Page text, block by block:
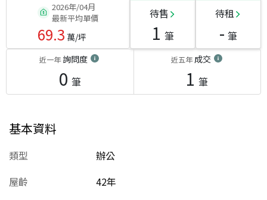
2026年/04月
最新平均單價
69.3 萬/坪
待售
1 筆
待租
- 筆
近一年詢問度
0 筆
近五年成交
1 筆
基本資料
類型
辦公
屋齡
42年